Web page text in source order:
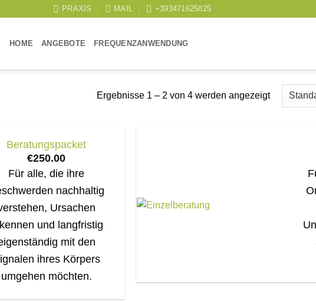
PRAXIS MAIL +393471625825
HOME ANGEBOTE FREQUENZANWENDUNG
Ergebnisse 1 – 2 von 4 werden angezeigt
Beratungspacket
€250.00
Für alle, die ihre
nachhaltig
Ursachen
und langfristig
mit den
ihres Körpers
umgehen möchten.